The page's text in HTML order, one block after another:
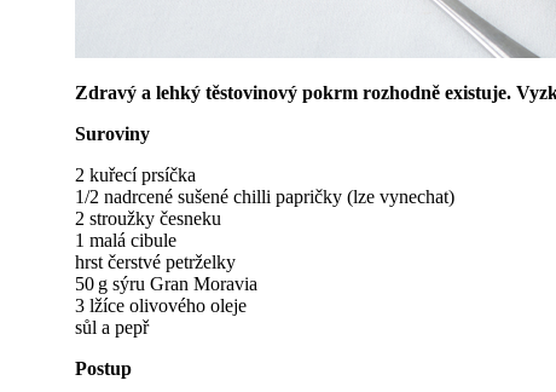
Zdravý a lehký těstovinový pokrm rozhodně existuje.
Suroviny
2 kuřecí prsíčka
1/2 nadrcené sušené chilli papričky (lze vynechat)
2 stroužky česneku
1 malá cibule
hrst čerstvé petrželky
50 g sýru Gran Moravia
3 lžíce olivového oleje
sůl a pepř
Postup